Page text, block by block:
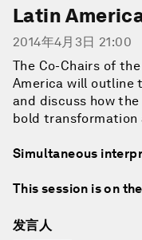
Latin
2014年4月3日 21:00
The Co-Chairs of
America will outline
and discuss how
bold transformation
Simultaneous
This session is on
发言人